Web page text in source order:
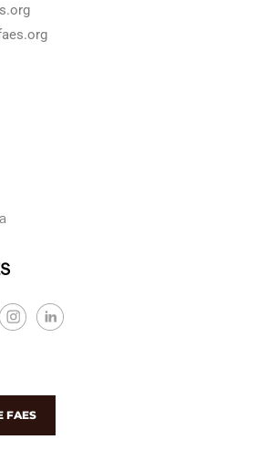
FAES